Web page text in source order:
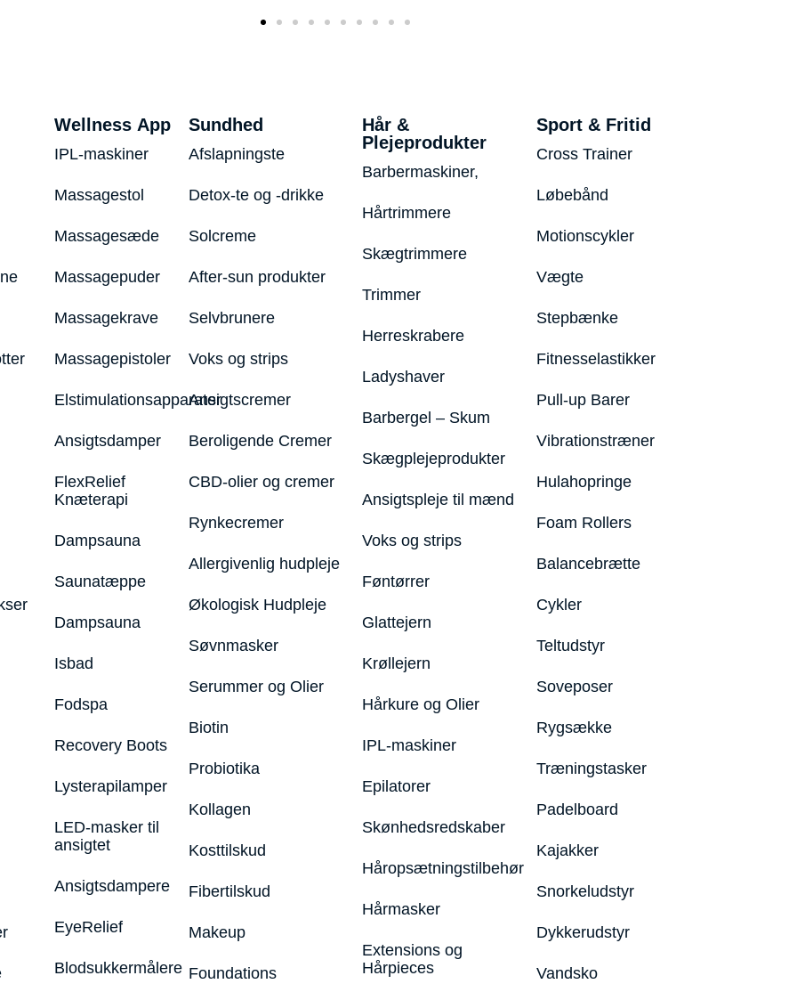
Wellness App
IPL-maskiner
Massagestol
Massagesæde
Massagepuder
Massagekrave
Massagepistoler
Elstimulationsapparater
Ansigtsdamper
FlexRelief
Knæterapi
Dampsauna
Saunatæppe
Dampsauna
Isbad
Fodspa
Recovery Boots
Lysterapilamper
LED-masker til
ansigtet
Ansigtsdampere
EyeRelief
Blodsukkermålere
Sundhed
Afslapningste
Detox-te og -drikke
Solcreme
After-sun produkter
Selvbrunere
Voks og strips
Ansigtscremer
Beroligende Cremer
CBD-olier og cremer
Rynkecremer
Allergivenlig hudpleje
Økologisk Hudpleje
Søvnmasker
Serummer og Olier
Biotin
Probiotika
Kollagen
Kosttilskud
Fibertilskud
Makeup
Foundations
Hår &
Plejeprodukter
Barbermaskiner,
Hårtrimmere
Skægtrimmere
Trimmer
Herreskrabere
Ladyshaver
Barbergel – Skum
Skægplejeprodukter
Ansigtspleje til mænd
Voks og strips
Føntørrer
Glattejern
Krøllejern
Hårkure og Olier
IPL-maskiner
Epilatorer
Skønhedsredskaber
Håropsætningstilbehør
Hårmasker
Extensions og
Hårpieces
Sport & Fritid
Cross Trainer
Løbebånd
Motionscykler
Vægte
Stepbænke
Fitnesselastikker
Pull-up Barer
Vibrationstræner
Hulahopringe
Foam Rollers
Balancebrætte
Cykler
Teltudstyr
Soveposer
Rygsække
Træningstasker
Padelboard
Kajakker
Snorkeludstyr
Dykkerudstyr
Vandsko